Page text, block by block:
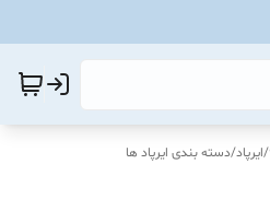
/ایرپاد/دسته بندی ایرپاد ها